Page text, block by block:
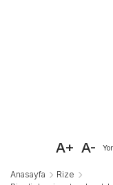
A+ A-
Anasayfa
Rize